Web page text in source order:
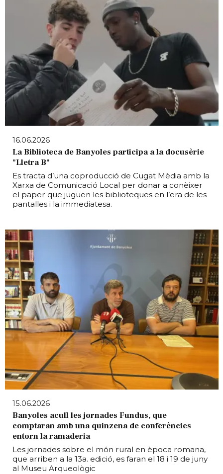
16.06.2026
La Biblioteca de Banyoles participa a la docusèrie
"Lletra B"
Es tracta d’una coproducció de Cugat Mèdia amb la
Xarxa de Comunicació Local per donar a conèixer
el paper que juguen les biblioteques en l’era de les
pantalles i la immediatesa.
15.06.2026
Banyoles acull les jornades Fundus, que
comptaran amb una quinzena de conferències
entorn la ramaderia
Les jornades sobre el món rural en època romana,
que arriben a la 13a. edició, es faran el 18 i 19 de juny
al Museu Arqueològic